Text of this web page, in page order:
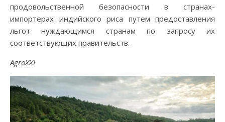
продовольственной безопасности в странах-
импортерах индийского риса путем предоставления
льгот нуждающимся странам по запросу их
соответствующих правительств.
AgroXXI